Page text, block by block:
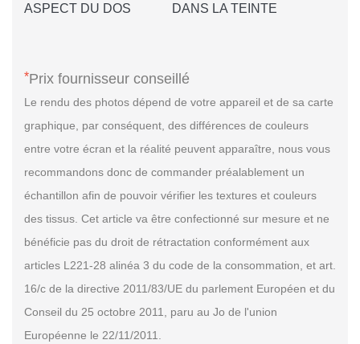
ASPECT DU DOS DANS LA TEINTE
*Prix fournisseur conseillé
Le rendu des photos dépend de votre appareil et de sa carte
graphique, par conséquent, des différences de couleurs
entre votre écran et la réalité peuvent apparaître, nous vous
recommandons donc de commander préalablement un
échantillon afin de pouvoir vérifier les textures et couleurs
des tissus. Cet article va être confectionné sur mesure et ne
bénéficie pas du droit de rétractation conformément aux
articles L221-28 alinéa 3 du code de la consommation, et art.
16/c de la directive 2011/83/UE du parlement Européen et du
Conseil du 25 octobre 2011, paru au Jo de l'union
Européenne le 22/11/2011.